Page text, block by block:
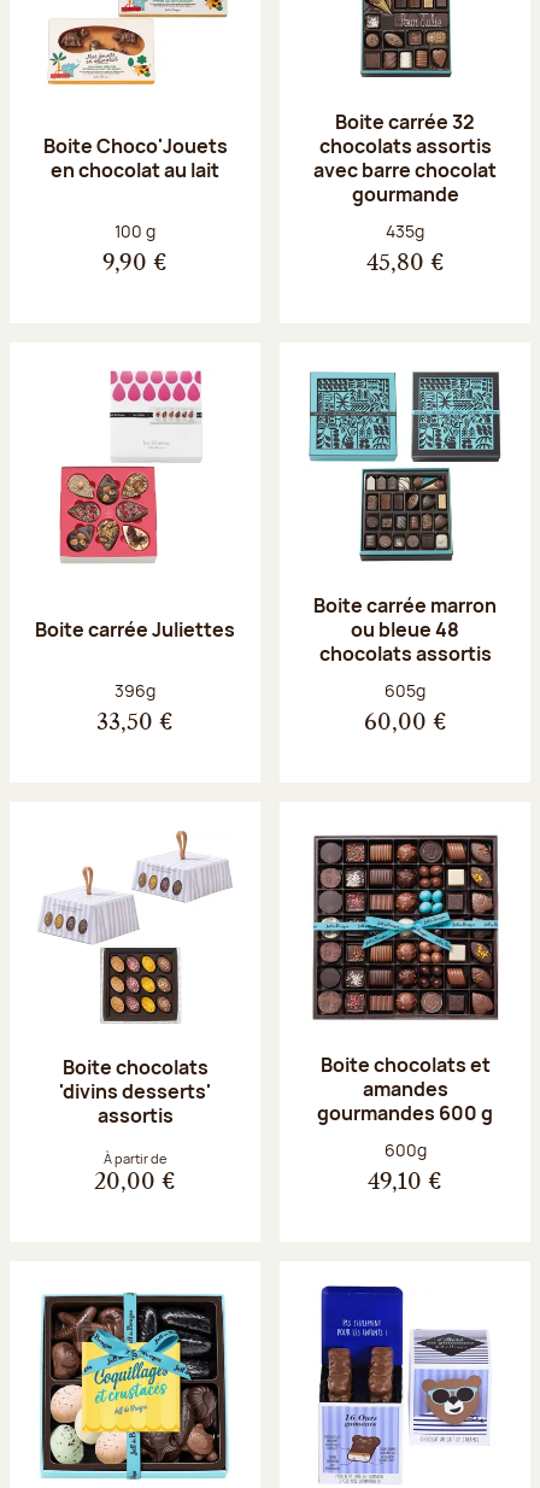
Boite Choco'Jouets
en chocolat au lait
Poids net :
100 g
9,90 €
Boite carrée 32
chocolats assortis
avec barre chocolat
gourmande
Poids net :
435g
45,80 €
Boite carrée Juliettes
Poids net :
396g
33,50 €
Boite carrée marron
ou bleue 48
chocolats assortis
Poids net :
605g
60,00 €
Boite chocolats
'divins desserts'
assortis
À partir de
20,00 €
Boite chocolats et
amandes
gourmandes 600 g
Poids net :
600g
49,10 €